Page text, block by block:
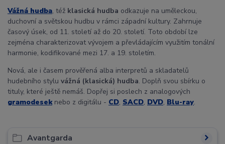
Vážná hudba, též klasická hudba odkazuje na uměleckou,
duchovní a světskou hudbu v rámci západní kultury. Zahrnuje
časový úsek, od 11. století až do 20. století. Toto období lze
zejména charakterizovat vývojem a převládajícím využitím tonální
harmonie, kodifikované mezi 17. a 19. stoletím.
Nová, ale i časem prověřená alba interpretů a skladatelů
hudebního stylu vážná (klasická) hudba. Doplň svou sbírku o
tituly, které ještě nemáš. Dopřej si poslech z analogových
gramodeseknebo z digitálu - CD, SACD, DVD, Blu-ray.
Avantgarda